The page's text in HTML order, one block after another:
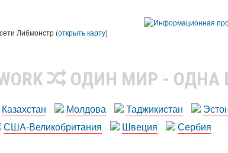
Либмонстр (открыть карту)
ОДИН МИР - ОДНА
Казахстан Молдова Таджикистан
США-Великобритания
Швеция Сербия